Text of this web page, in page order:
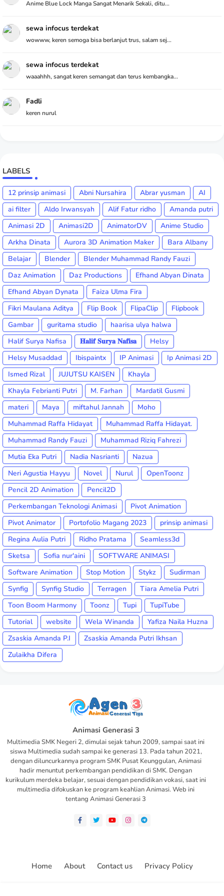
Anime Blue Lock Manga Sangat Menarik Sekali, ditu...
sewa infocus terdekat
wowww, keren semoga bisa berlanjut trus, salam sej...
sewa infocus terdekat
waaahhh, sangat keren semangat dan terus kembangka...
Fadli
keren nurul
LABELS
12 prinsip animasi Abni Nursahira Abrar yusman
AI
ai filter
Aldo Irwansyah Alif Fatur ridho
Amanda putri
Animasi 2D
Animasi2D AnimatorDV
Anime Studio
Arkha Dinata
Aurora 3D Animation Maker
Bara Albany
Belajar
Blender
Blender Muhammad Randy Fauzi
Daz Animation
Daz Productions
Efhand Abyan Dinata
Efhand Abyan Dynata
Faiza Ulma Fira
Fikri Maulana Aditya
Flip Book FlipaClip
Flipbook
Gambar
guritama studio
haarisa ulya halwa
Halif Surya Nafisa
𝐇𝐚𝐥𝐢𝐟 𝐒𝐮𝐫𝐲𝐚 𝐍𝐚𝐟𝐢𝐬𝐚
Helsy
Helsy Musaddad
Ibispaintx IP Animasi
Ip Animasi 2D
Ismed Rizal
JUJUTSU KAISEN
Khayla
Khayla Febrianti Putri
M. Farhan
Mardatil Gusmi
materi
Maya miftahul Jannah
Moho
Muhammad Raffa Hidayat
Muhammad Raffa Hidayat.
Muhammad Randy Fauzi
Muhammad Riziq Fahrezi
Mutia Eka Putri
Nadia Nasrianti
Nazua
Neri Agustia Hayyu
Novel Nurul
OpenToonz
Pencil 2D Animation
Pencil2D
Perkembangan Teknologi Animasi
Pivot Animation
Pivot Animator
Portofolio Magang 2023
prinsip animasi
Regina Aulia Putri
Ridho Pratama
Seamless3d
Sketsa
Sofia nur'aini
SOFTWARE ANIMASI
Software Animation
Stop Motion Stykz
Sudirman
Synfig
Synfig Studio Terragen
Tiara Amelia Putri
Toon Boom Harmony
Toonz Tupi
TupiTube
Tutorial
website Wela Winanda
Yafiza Naila Huzna
Zsaskia Amanda P.I
Zsaskia Amanda Putri Ikhsan
Zulaikha Difera
Animasi Generasi 3
Multimedia SMK Negeri 2, dimulai sejak tahun 2009, sampai saat ini
siswa Multimedia sudah sampai ke generasi 13. Pada tahun 2021,
dengan diluncurkannya program SMK Pusat Keunggulan, Animasi
hadir menuntut perkembangan pendidikan di SMK. Dengan
kurikulum merdeka belajar, sesuai dengan pendidikan vokasi, saat ini
multimedia difokuskan ke program keahlian Animasi. Web ini
tentang Animasi Generasi 3
Home About Contact us Privacy Policy